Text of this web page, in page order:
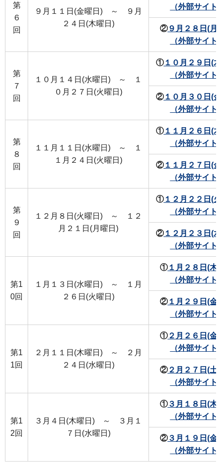
第
６
回
９月１１日(金曜日) ～ ９月
２４日(木曜日)
（外部サイト
②９月２８日(月
（外部サイト
第
７
回
１０月１４日(水曜日) ～ １
０月２７日(火曜日)
①１０月２９日(
（外部サイト
②１０月３０日(
（外部サイト
第
８
回
１１月１１日(水曜日) ～ １
１月２４日(火曜日)
①１１月２６日(
（外部サイト
②１１月２７日(
（外部サイト
第
９
回
１２月８日(火曜日) ～ １２
月２１日(月曜日)
①１２月２２日(
（外部サイト
②１２月２３日(
（外部サイト
第1
0回
１月１３日(水曜日) ～ １月
２６日(火曜日)
①１月２８日(木
（外部サイト
②１月２９日(金
（外部サイト
第1
1回
２月１１日(木曜日) ～ ２月
２４日(水曜日)
①２月２６日(金
（外部サイト
②２月２７日(土
（外部サイト
第1
2回
３月４日(木曜日) ～ ３月１
７日(水曜日)
①３月１８日(木
（外部サイト
②３月１９日(金
（外部サイト